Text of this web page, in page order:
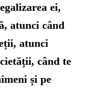
ei,
atunci când
atunci
când te
și pe